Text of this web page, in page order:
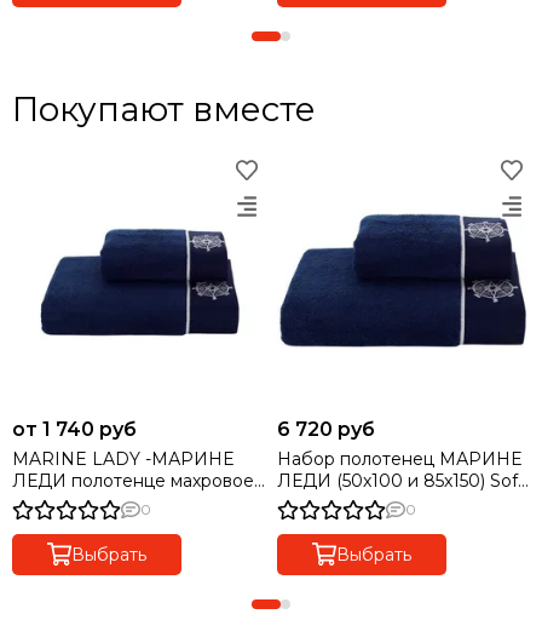
Покупают вместе
от 1 740 руб
MARINE LADY -МАРИНЕ
ЛЕДИ полотенце махровое
Soft Cotton (Турция)
0
Выбрать
6 720 руб
Набор полотенец МАРИНЕ
ЛЕДИ (50х100 и 85х150) Soft
Cotton синий
0
Выбрать